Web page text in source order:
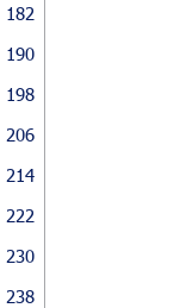
182
190
198
206
214
222
230
238